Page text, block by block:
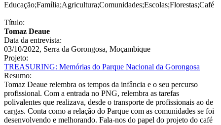
Educação;Família;Agricultura;Comunidades;Escolas;Florestas;Café
Título:
Tomaz Deaue
Data da entrevista:
03/10/2022, Serra da Gorongosa, Moçambique
Projeto:
TREASURING: Memórias do Parque Nacional da Gorongosa
Resumo:
Tomaz Deaue relembra os tempos da infância e o seu percurso
profissional. Com a entrada no PNG, relembra as tarefas
polivalentes que realizava, desde o transporte de profissionais ao de
cargas. Conta como a relação do Parque com as comunidades se foi
desenvolvendo e melhorando. Fala-nos do papel do projeto do café